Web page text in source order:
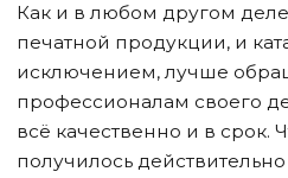
Как и в любом другом
печатной продукции, и
исключением, лучше
профессионалам своего
всё качественно и в срок.
получилось